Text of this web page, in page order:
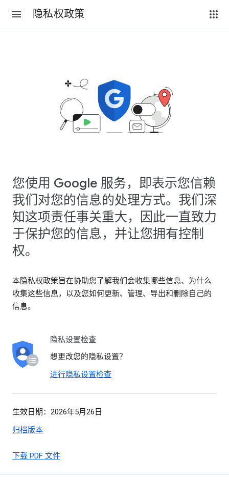
隐私权政策
您使用 Google 服务，即表示您信赖
我们对您的信息的处理方式。我们深
知这项责任事关重大，因此一直致力
于保护您的信息，并让您拥有控制
权。
本隐私权政策旨在协助您了解我们会收集哪些信息、为什么
收集这些信息，以及您如何更新、管理、导出和删除自己的
信息。
隐私设置检查
想更改您的隐私设置？
进行隐私设置检查
生效日期：2026年5月26日
归档版本
下载 PDF 文件